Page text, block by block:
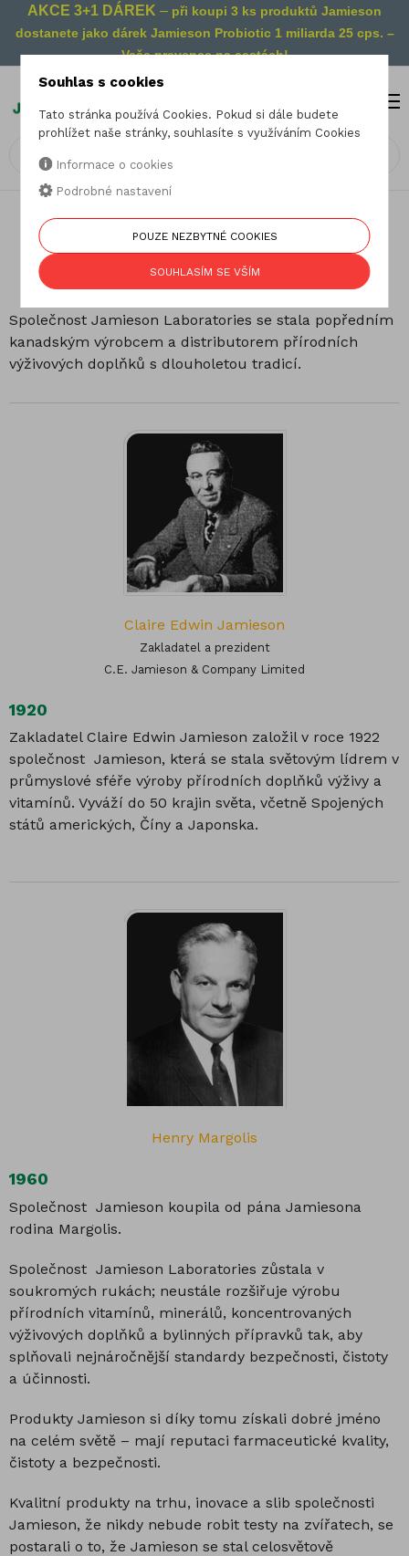
AKCE 3+1 DÁREK – při koupi 3 ks produktů Jamieson
dostanete jako dárek Jamieson Probiotic 1 miliarda 25 cps. –
Vaše prevence na cestách!
0
Od začátku do dnes
A History of Excellence - Historie
Společnost Jamieson Laboratories se stala popředním
kanadským výrobcem a distributorem přírodních
výživových doplňků s dlouholetou tradicí.
Claire Edwin Jamieson
Zakladatel a prezident
C.E. Jamieson & Company Limited
1920
Zakladatel Claire Edwin Jamieson založil v roce 1922
společnost Jamieson, která se stala světovým lídrem v
průmyslové sféře výroby přírodních doplňků výživy a
vitamínů. Vyváží do 50 krajin světa, včetně Spojených
států amerických, Číny a Japonska.
Henry Margolis
1960
Společnost Jamieson koupila od pána Jamiesona
rodina Margolis.
Společnost Jamieson Laboratories zůstala v
soukromých rukách; neustále rozšiřuje výrobu
přírodních vitamínů, minerálů, koncentrovaných
výživových doplňků a bylinných přípravků tak, aby
splňovali nejnáročnější standardy bezpečnosti, čistoty
a účinnosti.
Produkty Jamieson si díky tomu získali dobré jméno
na celém světě – mají reputaci farmaceutické kvality,
čistoty a bezpečnosti.
Kvalitní produkty na trhu, inovace a slib společnosti
Jamieson, že nikdy nebude robit testy na zvířatech, se
postarali o to, že Jamieson se stal celosvětově
Souhlas s cookies
Tato stránka používá Cookies. Pokud si dále budete
prohlížet naše stránky, souhlasíte s využíváním Cookies
Informace o cookies
Podrobné nastavení
POUZE NEZBYTNÉ COOKIES
SOUHLASÍM SE VŠÍM